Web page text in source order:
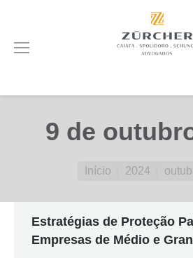
9 de
Início 2024
Estratégias de Proteção
Empresas de Médio e